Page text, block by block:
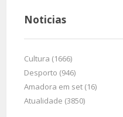
Noticias
Cultura (1666)
Desporto (946)
Amadora em set (16)
Atualidade (3850)